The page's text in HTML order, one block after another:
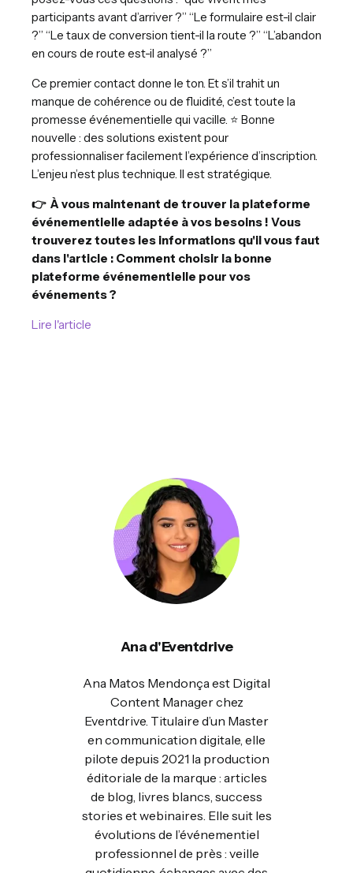
participants avant d’arriver ?” “Le formulaire est-il clair
?” “Le taux de conversion tient-il la route ?” “L’abandon
en cours de route est-il analysé ?”
Ce premier contact donne le ton. Et s’il trahit un
manque de cohérence ou de fluidité, c’est toute la
promesse événementielle qui vacille. ⭐️ Bonne
nouvelle : des solutions existent pour
professionnaliser facilement l’expérience d’inscription.
L’enjeu n’est plus technique. Il est stratégique.
👉 À vous maintenant de trouver la plateforme
événementielle adaptée à vos besoins ! Vous
trouverez toutes les informations qu'il vous faut
dans l'article : Comment choisir la bonne
plateforme événementielle pour vos
événements ?
Lire l'article
Ana d'Eventdrive
Ana Matos Mendonça est Digital
Content Manager chez
Eventdrive. Titulaire d’un Master
en communication digitale, elle
pilote depuis 2021 la production
éditoriale de la marque : articles
de blog, livres blancs, success
stories et webinaires. Elle suit les
évolutions de l’événementiel
professionnel de près : veille